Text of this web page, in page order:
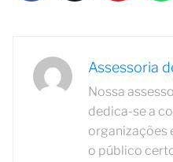
Assessoria
Nossa
dedica-se a
organizações
o público